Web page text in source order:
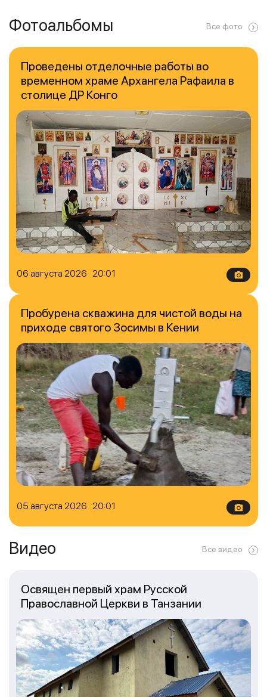
Фотоальбомы Все фото
06 августа 2026 20:01
Проведены отделочные работы во
временном храме Архангела Рафаила в
столице ДР Конго
05 августа 2026 20:01
Пробурена скважина для чистой воды на
приходе святого Зосимы в Кении
Видео Все видео
Освящен первый храм Русской
Православной Церкви в Танзании